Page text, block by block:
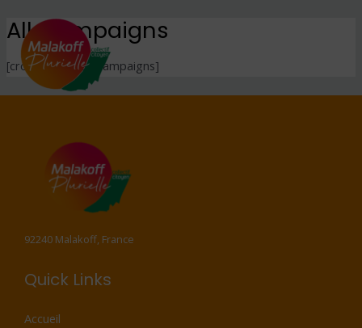
All Campaigns
[crowdfundly-all-campaigns]
92240 Malakoff, France
Quick Links
Accueil